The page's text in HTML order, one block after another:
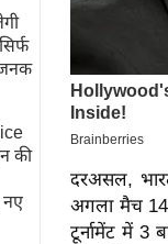
की
नए
दरअसल,
अगला मैच 14
टूर्नामेंट में 3